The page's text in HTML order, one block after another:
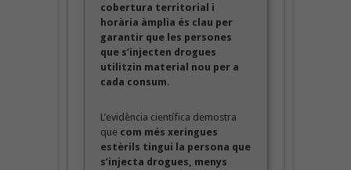
cobertura territorial i
horària àmplia és clau per
garantir que les persones
que s’injecten drogues
utilitzin material nou per a
cada consum.
L’evidència científica demostra
que com més xeringues
estèrils tingui la persona que
s’injecta drogues, menys